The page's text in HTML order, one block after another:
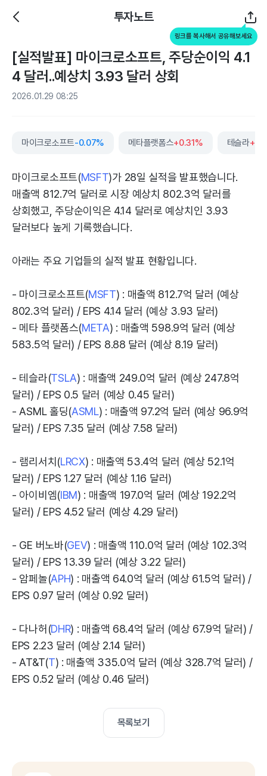
투자노트
링크를 복사해서 공유해보세요
[실적발표] 마이크로소프트, 주당순이익 4.1
4 달러..예상치 3.93 달러 상회
2026.01.29 08:25
마이크로소프트-0.07% 메타플랫폼스+0.31% 테슬라
마이크로소프트(MSFT)가 28일 실적을 발표했습니다.
매출액 812.7억 달러로 시장 예상치 802.3억 달러를
상회했고, 주당순이익은 4.14 달러로 예상치인 3.93
달러보다 높게 기록했습니다.
아래는 주요 기업들의 실적 발표 현황입니다.
- 마이크로소프트(MSFT) : 매출액 812.7억 달러 (예상
802.3억 달러) / EPS 4.14 달러 (예상 3.93 달러)
- 메타 플랫폼스(META) : 매출액 598.9억 달러 (예상
583.5억 달러) / EPS 8.88 달러 (예상 8.19 달러)
- 테슬라(TSLA) : 매출액 249.0억 달러 (예상 247.8억
달러) / EPS 0.5 달러 (예상 0.45 달러)
- ASML 홀딩(ASML) : 매출액 97.2억 달러 (예상 96.9억
달러) / EPS 7.35 달러 (예상 7.58 달러)
- 램리서치(LRCX) : 매출액 53.4억 달러 (예상 52.1억
달러) / EPS 1.27 달러 (예상 1.16 달러)
- 아이비엠(IBM) : 매출액 197.0억 달러 (예상 192.2억
달러) / EPS 4.52 달러 (예상 4.29 달러)
- GE 버노바(GEV) : 매출액 110.0억 달러 (예상 102.3억
달러) / EPS 13.39 달러 (예상 3.22 달러)
- 암페놀(APH) : 매출액 64.0억 달러 (예상 61.5억 달러) /
EPS 0.97 달러 (예상 0.92 달러)
- 다나허(DHR) : 매출액 68.4억 달러 (예상 67.9억 달러) /
EPS 2.23 달러 (예상 2.14 달러)
- AT&T(T) : 매출액 335.0억 달러 (예상 328.7억 달러) /
EPS 0.52 달러 (예상 0.46 달러)
목록보기